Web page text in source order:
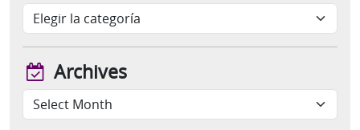
Archives